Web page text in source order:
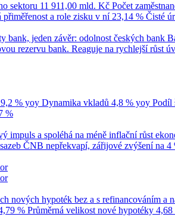
sektoru 11 911,00 mld. Kč Počet
přiměřenost a role zisku v ní 23,14 % Čisté
bank, jeden závěr: odolnost českých bank
rezervu bank. Reaguje na rychlejší růst
9,2 % yoy Dynamika vkladů 4,8 % yoy Podíl
%
impuls a spoléhá na méně inflační růst
ČNB nepřekvapí, zářijové zvýšení na 4
nových hypoték bez a s refinancováním a
% Průměrná velikost nové hypotéky